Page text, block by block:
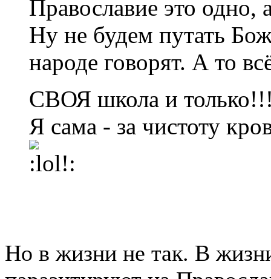
Православие это одно,
Ну не будем путать
народе говорят. А то
СВОЯ школа и
Я сама - за чистоту
Но в жизни не так. В